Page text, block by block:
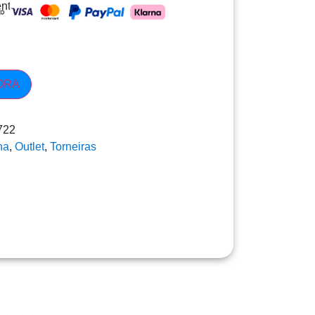
, Outlet, Torneiras